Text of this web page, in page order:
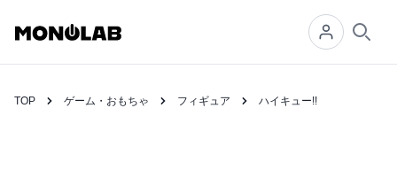
TOP ゲーム・おもちゃ フィギュア ハイキュー!!